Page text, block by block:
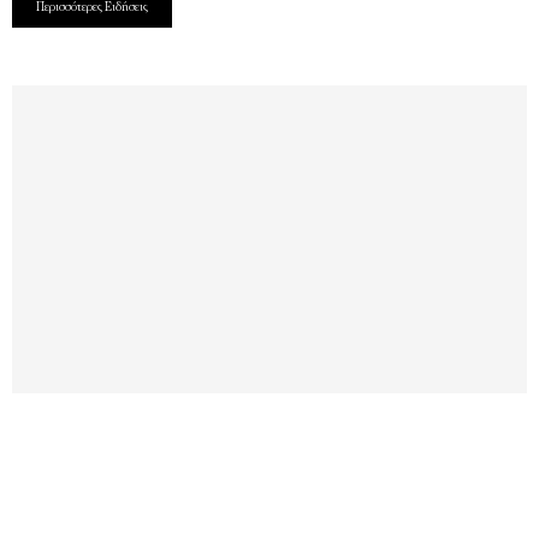
Περισσότερες Ειδήσεις